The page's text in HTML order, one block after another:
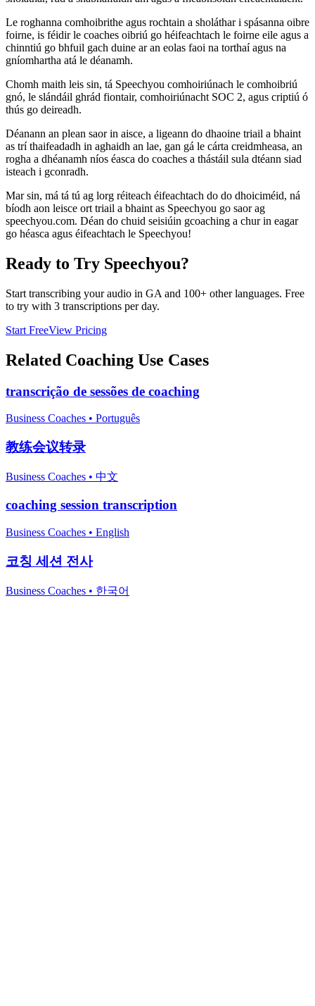
Le roghanna comhoibrithe agus rochtain a sholáthar i spásanna oibre
foirne, is féidir le coaches oibriú go héifeachtach le foirne eile agus a
chinntiú go bhfuil gach duine ar an eolas faoi na torthaí agus na
gníomhartha atá le déanamh.
Chomh maith leis sin, tá Speechyou comhoiriúnach le comhoibriú
gnó, le slándáil ghrád fiontair, comhoiriúnacht SOC 2, agus criptiú ó
thús go deireadh.
Déanann an plean saor in aisce, a ligeann do dhaoine triail a bhaint
as trí thaifeadadh in aghaidh an lae, gan gá le cárta creidmheasa, an
rogha a dhéanamh níos éasca do coaches a thástáil sula dtéann siad
isteach i gconradh.
Mar sin, má tá tú ag lorg réiteach éifeachtach do do dhoiciméid, ná
bíodh aon leisce ort triail a bhaint as Speechyou go saor ag
speechyou.com. Déan do chuid seisiúin gcoaching a chur in eagar
go héasca agus éifeachtach le Speechyou!
Ready to Try Speechyou?
Start transcribing your audio in GA and 100+ other languages. Free
to try with 3 transcriptions per day.
Start FreeView Pricing
Related Coaching Use Cases
transcrição de sessões de coaching
Business Coaches • Português
教练会议转录
Business Coaches • 中文
coaching session transcription
Business Coaches • English
코칭 세션 전사
Business Coaches • 한국어